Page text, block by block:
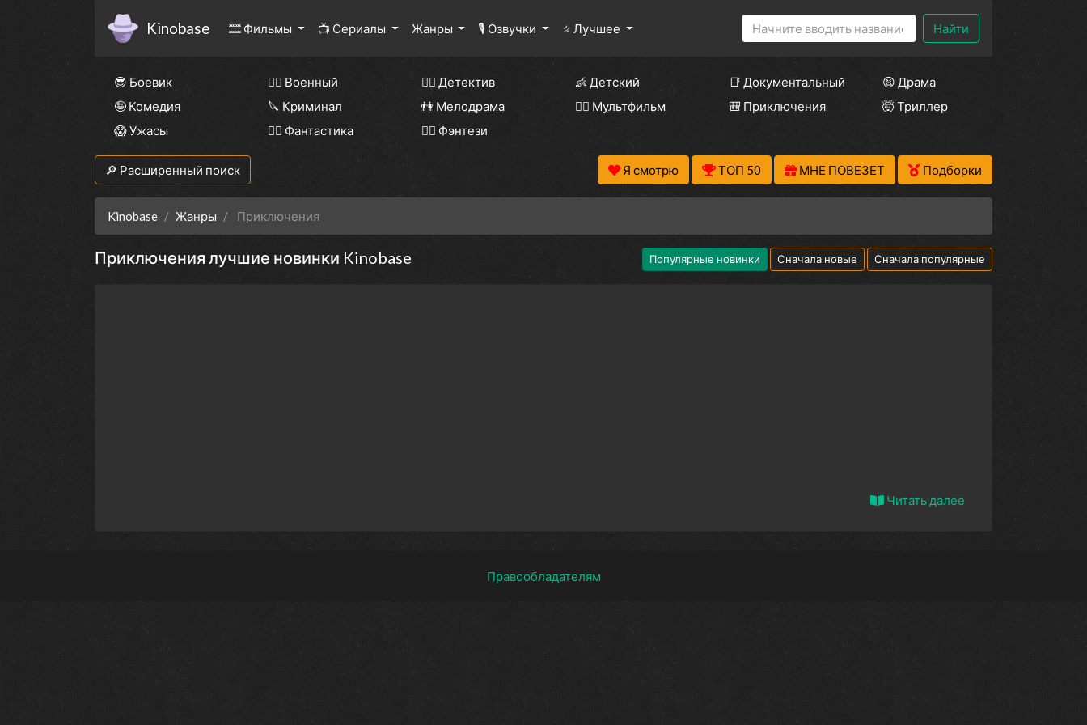
Kinobase 🎞 Фильмы 📺 Сериалы Жанры 🎙 Озвучки ⭐ Лучшее Найти
😎 Боевик 👨‍✈️ Военный 🕵️‍♂️ Детектив 👶 Детский 📑 Документальный
😫 Драма
🤪 Комедия
🔪 Криминал 👫 Мелодрама 🧚‍♀️ Мультфильм 🎒 Приключения
🤯 Триллер
😱 Ужасы
🧙‍♀️ Фантастика 🧝‍♂️ Фэнтези
🔎 Расширенный поиск Я смотрю ТОП 50 МНЕ ПОВЕЗЕТ Подборки
Kinobase Жанры Приключения
Приключения лучшие новинки Kinobase Популярные новинки Сначала новые Сначала популярные
Читать далее
Правообладателям